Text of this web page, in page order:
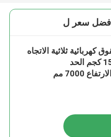
سعر ل
كهربائية ثلاثية الاتجاه
سعة 1500 كجم الحد
7000 مم